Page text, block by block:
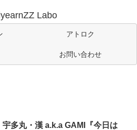
Labo
アトロク
お問い合わせ
宇多丸・漢 a.k.a GAMI『今日は